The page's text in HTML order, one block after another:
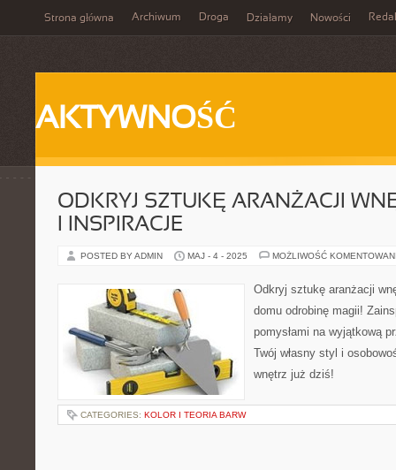
Strona główna Archiwum Droga Działamy Nowości
AKTYWNOŚĆ
ODKRYJ SZTUKĘ ARANŻACJI
I INSPIRACJE
POSTED BY ADMIN MAJ - 4 - 2025 MOŻLIWOŚĆ
Odkryj sztukę aranżacji
domu odrobinę magii!
pomysłami na wyjątkową
Twój własny styl i
wnętrz już dziś!
CATEGORIES: KOLOR I TEORIA BARW